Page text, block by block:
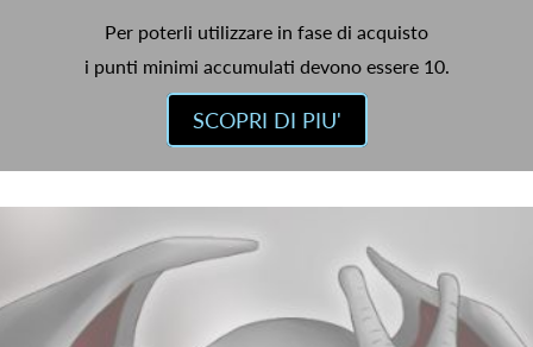
Per poterli utilizzare in fase di acquisto
i punti minimi accumulati devono essere 10.
SCOPRI DI PIU'